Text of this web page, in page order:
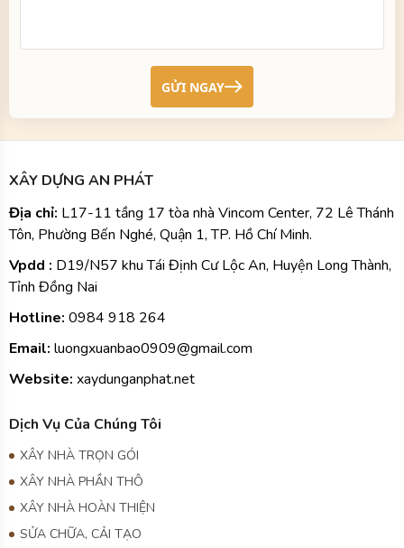
Tôn, Phường Bến Nghé, Quận 1, TP. Hồ Chí Minh.
Vpdd :D19/N57 khu Tái Định Cư Lộc An, Huyện Long Thành,
Tỉnh Đồng Nai
Hotline:0984918 264
luongxuanbao0909@gmail.com
Dịch Vụ Của Chúng Tôi
XÂY NHÀ PHẦN THÔ
XÂY NHÀ HOÀN THIỆN
SỬA CHỮA, CẢI TẠO
HOÀN THIỆN NHÀ XÂY THÔ
THIẾT KẾ KIẾN TRÚC